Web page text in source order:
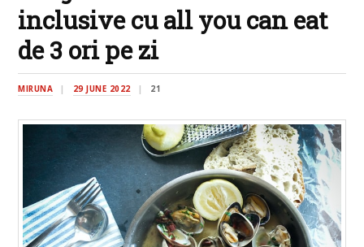
inclusive cu all you can eat
de 3 ori pe zi
MIRUNA 29 JUNE 2022 21